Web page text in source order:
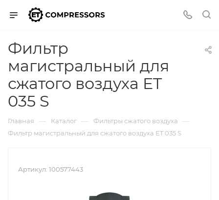
Фильтр
магистральный для
сжатого воздуха ET
035 S
Главная — Каталог — Фильтры сжатого воздуха —
Фильтр магистральный для сжатого воздуха ET 035 S
Артикул: 100577443